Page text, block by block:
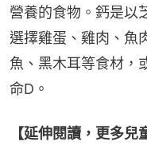
營養的食物。鈣是以
選擇雞蛋、雞肉、魚
魚、黑木耳等食材，
命D。
【延伸閱讀，更多兒